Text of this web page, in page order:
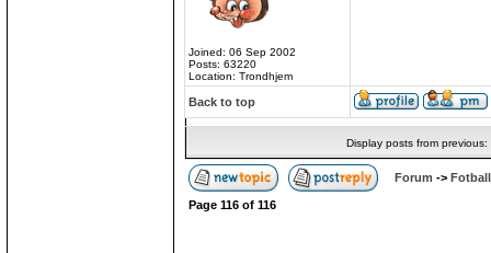
Joined: 06 Sep 2002
Posts: 63220
Location: Trondhjem
Back to top
Display posts from previous:
Forum ->
Page 116 of 116